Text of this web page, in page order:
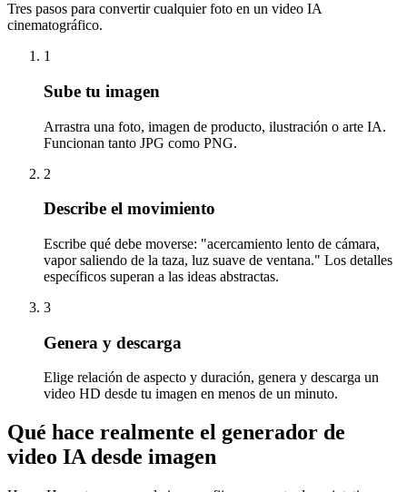
Tres pasos para convertir cualquier foto en un video IA
cinematográfico.
1
Sube tu imagen
Arrastra una foto, imagen de producto, ilustración o arte IA.
Funcionan tanto JPG como PNG.
2
Describe el movimiento
Escribe qué debe moverse: "acercamiento lento de cámara,
vapor saliendo de la taza, luz suave de ventana." Los detalles
específicos superan a las ideas abstractas.
3
Genera y descarga
Elige relación de aspecto y duración, genera y descarga un
video HD desde tu imagen en menos de un minuto.
Qué hace realmente el generador de
video IA desde imagen